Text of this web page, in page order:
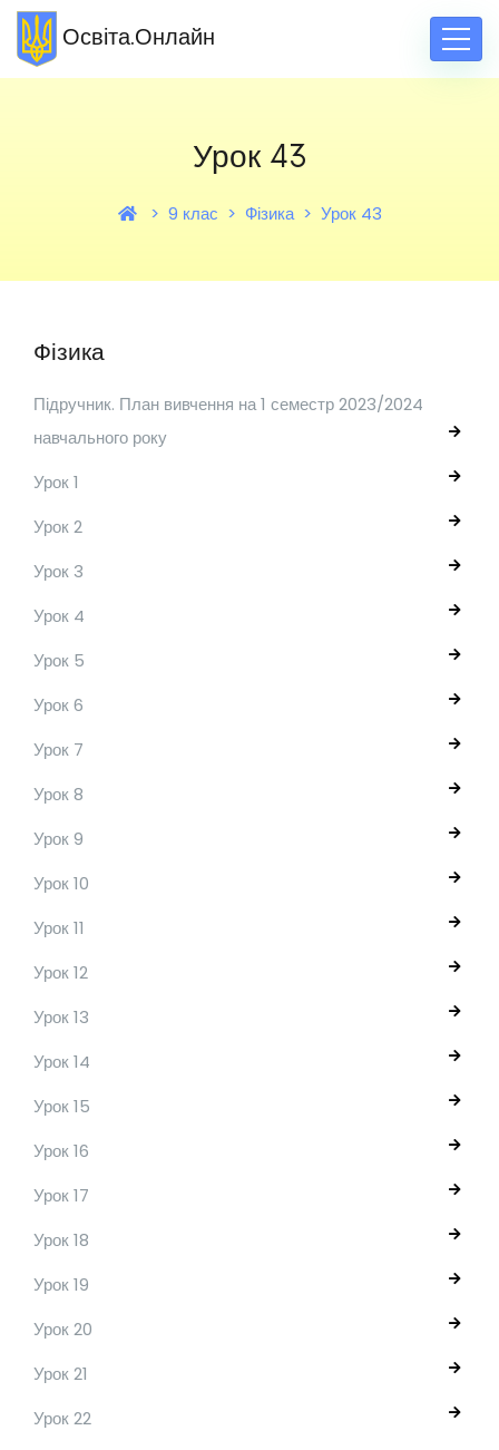
Освіта.Онлайн
Урок 43
9 клас Фізика Урок 43
Фізика
Підручник. План вивчення на 1 семестр 2023/2024
навчального року
Урок 1
Урок 2
Урок 3
Урок 4
Урок 5
Урок 6
Урок 7
Урок 8
Урок 9
Урок 10
Урок 11
Урок 12
Урок 13
Урок 14
Урок 15
Урок 16
Урок 17
Урок 18
Урок 19
Урок 20
Урок 21
Урок 22